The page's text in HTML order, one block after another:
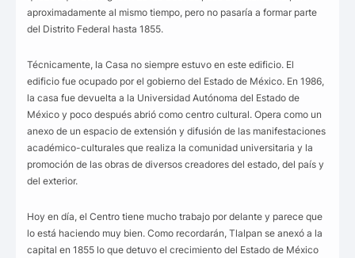
aproximadamente al mismo tiempo, pero no pasaría a formar parte
del Distrito Federal hasta 1855.
Técnicamente, la Casa no siempre estuvo en este edificio. El
edificio fue ocupado por el gobierno del Estado de México. En 1986,
la casa fue devuelta a la Universidad Autónoma del Estado de
México y poco después abrió como centro cultural. Opera como un
anexo de un espacio de extensión y difusión de las manifestaciones
académico-culturales que realiza la comunidad universitaria y la
promoción de las obras de diversos creadores del estado, del país y
del exterior.
Hoy en día, el Centro tiene mucho trabajo por delante y parece que
lo está haciendo muy bien. Como recordarán, Tlalpan se anexó a la
capital en 1855 lo que detuvo el crecimiento del Estado de México